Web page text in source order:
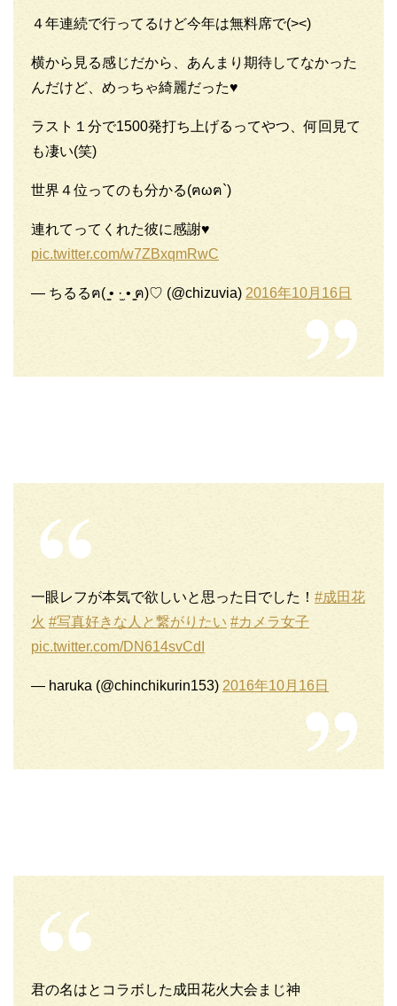
４年連続で行ってるけど今年は無料席で(><)
横から見る感じだから、あんまり期待してなかった
んだけど、めっちゃ綺麗だった♥
ラスト１分で1500発打ち上げるってやつ、何回見て
も凄い(笑)
世界４位ってのも分かる(ฅωฅ`)
連れてってくれた彼に感謝♥
pic.twitter.com/w7ZBxqmRwC
— ちるるฅ( ̳• ·̫ • ̳ฅ)♡ (@chizuvia) 2016年10月16日
一眼レフが本気で欲しいと思った日でした！ #成田花
火 #写真好きな人と繋がりたい #カメラ女子
pic.twitter.com/DN614svCdI
— haruka (@chinchikurin153) 2016年10月16日
君の名はとコラボした成田花火大会まじ神